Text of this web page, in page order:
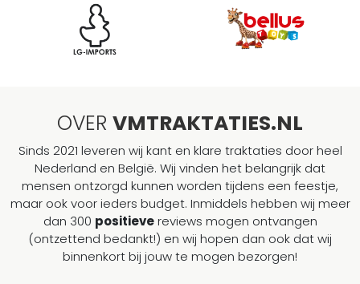
OVER VMTRAKTATIES.NL
Sinds 2021 leveren wij kant en klare traktaties door heel
Nederland en België. Wij vinden het belangrijk dat
mensen ontzorgd kunnen worden tijdens een feestje,
maar ook voor ieders budget. Inmiddels hebben wij meer
dan 300 positievereviews mogen ontvangen
(ontzettend bedankt!) en wij hopen dan ook dat wij
binnenkort bij jouw te mogen bezorgen!